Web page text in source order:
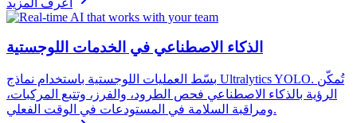
الذكاء الاصطناعي في الخدمات اللوجستية
بسّط العمليات اللوجستية باستخدام نماذج Ultralytics YOLO. تُمكّن
الرؤية بالذكاء الاصطناعي فحص الطرود، والفرز، وتتبع المركبات،
ومراقبة السلامة في المستودعات في الوقت الفعلي.